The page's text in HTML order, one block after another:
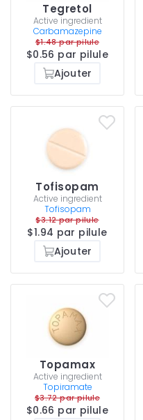
Tegretol
Active ingredient
Carbamazepine
$1.48 par pilule
$0.56 par pilule
Ajouter
Tofisopam
Active ingredient
Tofisopam
$3.12 par pilule
$1.94 par pilule
Ajouter
Topamax
Active ingredient
Topiramate
$3.72 par pilule
$0.66 par pilule